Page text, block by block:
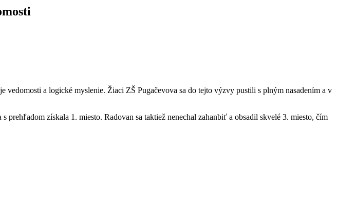
a logické myslenie. Žiaci ZŠ Pugačevova sa do tejto výzvy pustili s plným nasadením a v
získala 1. miesto. Radovan sa taktiež nenechal zahanbiť a obsadil skvelé 3. miesto, čím